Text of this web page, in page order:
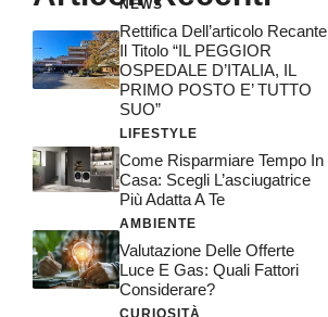
NEWS
Rettifica Dell’articolo Recante
Il Titolo “IL PEGGIOR
OSPEDALE D’ITALIA, IL
PRIMO POSTO E’ TUTTO
SUO”
LIFESTYLE
Come Risparmiare Tempo In
Casa: Scegli L’asciugatrice
Più Adatta A Te
AMBIENTE
Valutazione Delle Offerte
Luce E Gas: Quali Fattori
Considerare?
CURIOSITÀ